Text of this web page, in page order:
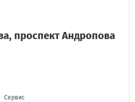
проспект Андропова
Сервис